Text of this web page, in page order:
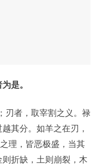
是。
刃者，取宰割之义。禄
其分。如羊之在刃，
理，皆恶极盛，当其
折缺，土则崩裂，木